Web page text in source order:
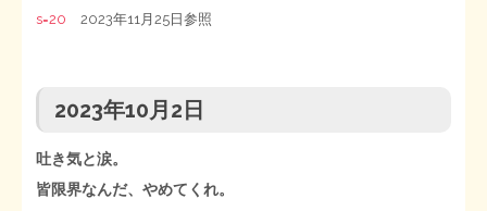
s=20 2023年11月25日参照
2023年10月2日
吐き気と涙。
皆限界なんだ、やめてくれ。